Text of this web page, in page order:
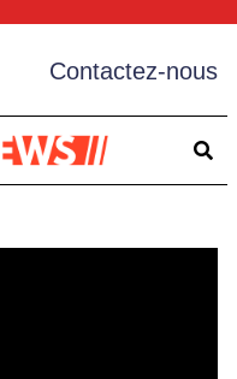
Contactez-nous